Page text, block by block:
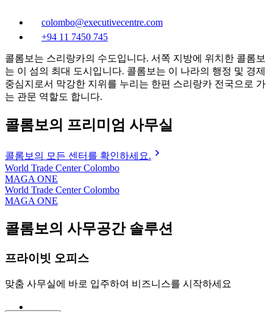
colombo@executivecentre.com
+94 11 7450 745
콜롬보는 스리랑카의 수도입니다. 서쪽 지방에 위치한 콜롬보
는 이 섬의 최대 도시입니다. 콜롬보는 이 나라의 행정 및 경제
중심지로서 막강한 지위를 누리는 한편 스리랑카 전국으로 가
는 관문 역할도 합니다.
콜롬보의 프리미엄 사무실
콜롬보의 모든 센터를 확인하세요.
World Trade Center Colombo
MAGA ONE
World Trade Center Colombo
MAGA ONE
콜롬보의 사무공간 솔루션
프라이빗 오피스
맞춤 사무실에 바로 입주하여 비즈니스를 시작하세요